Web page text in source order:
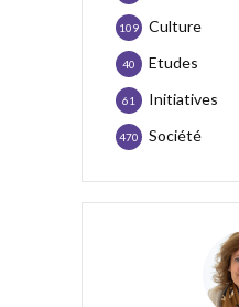
Culture
109
Etudes
40
Initiatives
61
Société
470